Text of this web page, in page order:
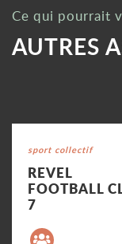
Ce qui pourrait
AUTRES
Catégorie : "
sport collectif
REVEL
FOOTBALL
7